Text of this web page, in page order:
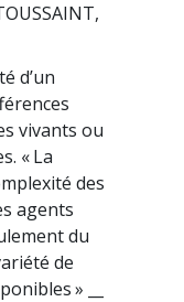
d’un
vivants ou
« La
des
agents
du
de
» __